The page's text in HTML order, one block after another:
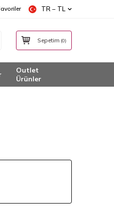
TR − TL
Sepetim (0)
Outlet
Ürünler